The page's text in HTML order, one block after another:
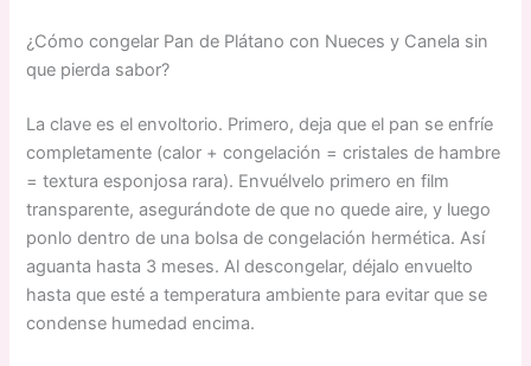
¿Cómo congelar Pan de Plátano con Nueces y Canela sin
que pierda sabor?
La clave es el envoltorio. Primero, deja que el pan se enfríe
completamente (calor + congelación = cristales de hambre
= textura esponjosa rara). Envuélvelo primero en film
transparente, asegurándote de que no quede aire, y luego
ponlo dentro de una bolsa de congelación hermética. Así
aguanta hasta 3 meses. Al descongelar, déjalo envuelto
hasta que esté a temperatura ambiente para evitar que se
condense humedad encima.